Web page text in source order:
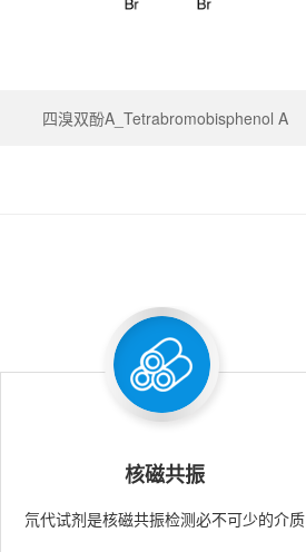
四溴双酚A_Tetrabromobisphenol A
核磁共振
氘代试剂是核磁共振检测必不可少的介质